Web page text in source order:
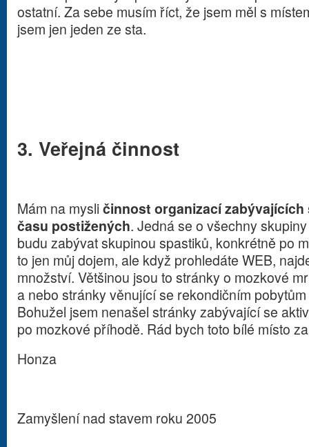
ostatní. Za sebe musím říct, že jsem měl s
jsem jen jeden ze sta.
3. Veřejná činnost
Mám na mysličinnost organizací
času postižených. Jedná se o všechny
budu zabývat skupinou spastiků, konkrétně po
to jen můj dojem, ale když prohledáte WEB,
množství. Většinou jsou to stránky o mozkové
a nebo stránky věnující se rekondičním
Bohužel jsem nenašel stránky zabývající se
po mozkové příhodě. Rád bych toto bílé místo
Honza
Zamyšlení nad stavem roku 2005